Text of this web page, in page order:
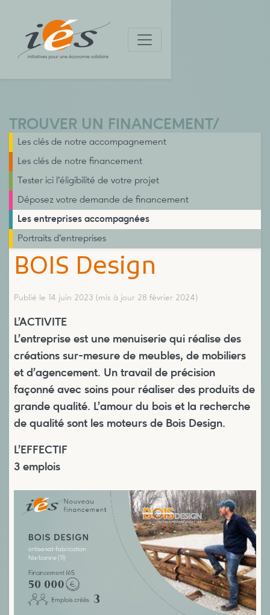
BOIS Design
Publié le 14 juin 2023 (mis à jour 28 février 2024)
L’ACTIVITE
L’entreprise est une menuiserie qui réalise des
créations sur-mesure de meubles, de mobiliers
et d’agencement. Un travail de précision
façonné avec soins pour réaliser des produits de
grande qualité. L’amour du bois et la recherche
de qualité sont les moteurs de Bois Design.
L’EFFECTIF
3 emplois
TROUVER UN FINANCEMENT/
Les clés de notre accompagnement
Les clés de notre financement
Tester ici l’éligibilité de votre projet
Déposez votre demande de financement
Les entreprises accompagnées
Portraits d’entreprises